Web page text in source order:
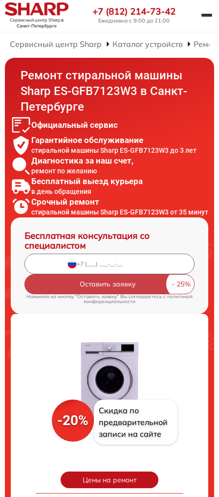
Сервисный центр Sharpв
Санкт-Петербурге
+7 (812) 214-73-42
Ежедневно с 9:00 до 21:00
Сервисный центр Sharp Каталог устройств
Ремонт стиральной машины
Sharp ES-GFB7123W3 в Санкт-
Петербурге
Официальный сервис
Гарантийное обслуживание
стиральной машины Sharp ES-GFB7123W3 до 3 лет
Диагностика за наш счет,
ремонт по желанию
Бесплатный выезд курьера
в день обращения
Срочный ремонт
стиральной машины Sharp ES-GFB7123W3 от 35 минут
Бесплатная консультация со
специалистом
Оставить заявку
Нажимая на кнопку "Оставить заявку" Вы соглашаетесь cполитикой
конфиденциальности
-20%
Скидка по
предварительной
записи на сайте
Цены на ремонт